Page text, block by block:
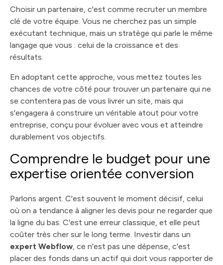
Choisir un partenaire, c'est comme recruter un membre
clé de votre équipe. Vous ne cherchez pas un simple
exécutant technique, mais un stratège qui parle le même
langage que vous : celui de la croissance et des
résultats.
En adoptant cette approche, vous mettez toutes les
chances de votre côté pour trouver un partenaire qui ne
se contentera pas de vous livrer un site, mais qui
s'engagera à construire un véritable atout pour votre
entreprise, conçu pour évoluer avec vous et atteindre
durablement vos objectifs.
Comprendre le budget pour une
expertise orientée conversion
Parlons argent. C'est souvent le moment décisif, celui
où on a tendance à aligner les devis pour ne regarder que
la ligne du bas. C'est une erreur classique, et elle peut
coûter très cher sur le long terme. Investir dans un
expert Webflow, ce n'est pas une dépense, c'est
placer des fonds dans un actif qui doit vous rapporter de